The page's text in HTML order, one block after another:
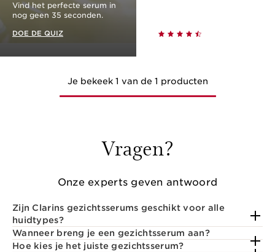
Vind het perfecte serum in
nog geen 35 seconden.
DOE DE QUIZ
Je bekeek 1 van de 1 producten
Vragen?
Onze experts geven antwoord
Zijn Clarins gezichtsserums geschikt voor alle
huidtypes?
Wanneer breng je een gezichtsserum aan?
Hoe kies je het juiste gezichtsserum?